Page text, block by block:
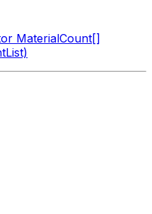
MaterialCount[]